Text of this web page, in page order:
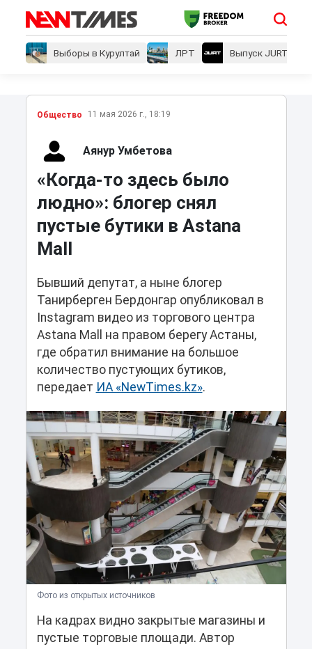
Выборы в Курултай ЛРТ Выпуск JURT
Общество 11 мая 2026 г., 18:19
Аянур Умбетова
«Когда-то здесь было
людно»: блогер снял
пустые бутики в Astana
Mall
Бывший депутат, а ныне блогер
Танирберген Бердонгар опубликовал в
Instagram видео из торгового центра
Astana Mall на правом берегу Астаны,
где обратил внимание на большое
количество пустующих бутиков,
передает ИА «NewTimes.kz».
Фото из открытых источников
На кадрах видно закрытые магазины и
пустые торговые площади. Автор